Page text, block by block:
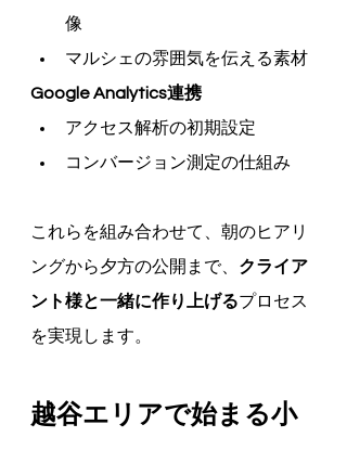
像
マルシェの雰囲気を伝える素材
Google Analytics連携
アクセス解析の初期設定
コンバージョン測定の仕組み
これらを組み合わせて、朝のヒアリ
ングから夕方の公開まで、 クライア
ント様と一緒に作り上げるプロセス
を実現します。
越谷エリアで始まる小